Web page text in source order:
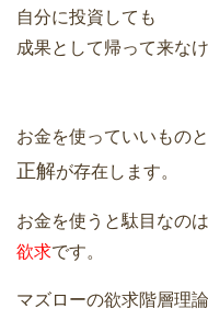
自分に投資しても
成果として帰って来な
お金を使っていいもの
正解が存在します。
お金を使うと駄目なのは
欲求です。
マズローの欲求階層理